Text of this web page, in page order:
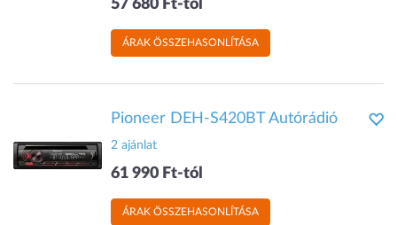
57 680 Ft-tól
ÁRAK ÖSSZEHASONLÍTÁSA
Pioneer DEH-S420BT Autórádió
2 ajánlat
61 990 Ft-tól
ÁRAK ÖSSZEHASONLÍTÁSA